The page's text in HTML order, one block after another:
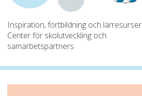
Inspiration, fortbildning och lärresurser
Center för skolutveckling och
samarbetspartners